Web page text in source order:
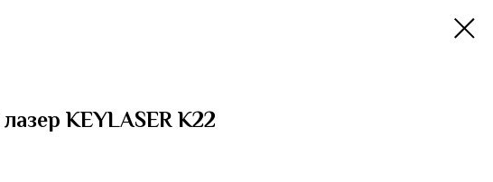
KEYLASER K22